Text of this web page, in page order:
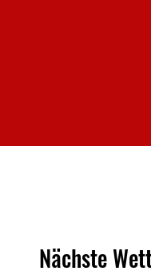
Nächste